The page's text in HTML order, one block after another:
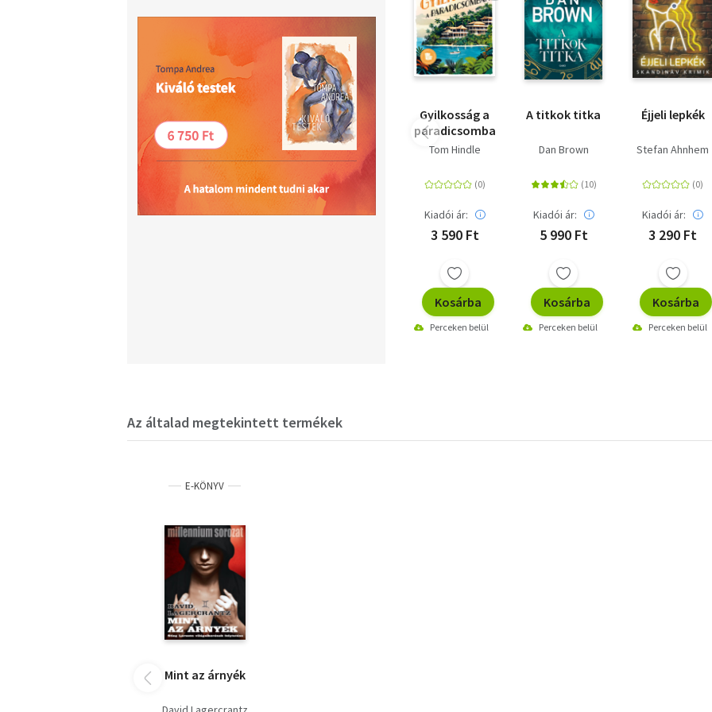
Gyilkosság a
paradicsomban
Tom Hindle
Kiadói ár:
3 590 Ft
Kosárba
Perceken belül
A titkok titka
Dan Brown
Kiadói ár:
5 990 Ft
Kosárba
Perceken belül
Éjjeli lepkék
Stefan Ahnhem
Kiadói ár:
3 290 Ft
Kosárba
Perceken belül
Az általad megtekintett termékek
E-KÖNYV
Mint az árnyék